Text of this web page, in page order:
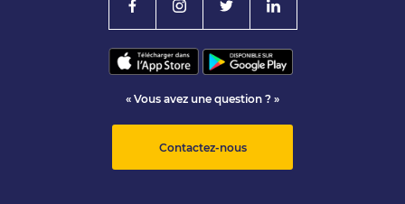
« Vous avez une question ? »
Contactez-nous